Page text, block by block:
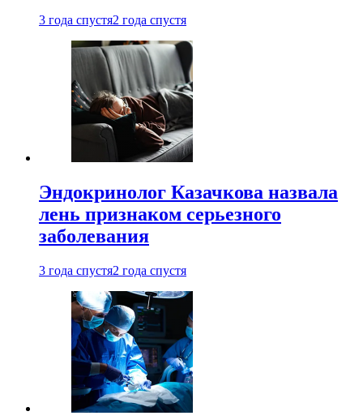
3 года спустя2 года спустя
Эндокринолог Казачкова назвала
лень признаком серьезного
заболевания
3 года спустя2 года спустя